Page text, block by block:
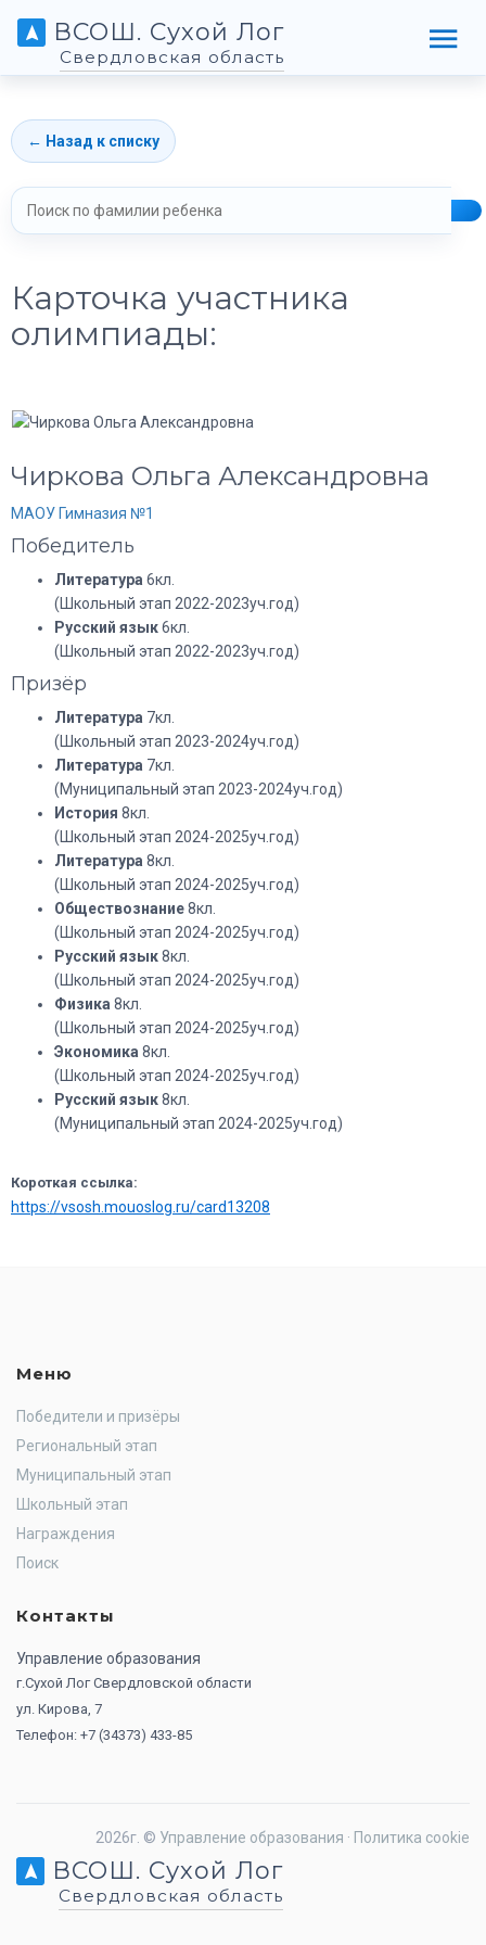
ВСОШ. Сухой Лог
Свердловская область
← Назад к списку
Карточка участника
олимпиады:
Чиркова Ольга Александровна
МАОУ Гимназия №1
Победитель
Литература 6кл.
(Школьный этап 2022-2023уч.год)
Русский язык6кл.
(Школьный этап 2022-2023уч.год)
Призёр
Литература 7кл.
(Школьный этап 2023-2024уч.год)
Литература 7кл.
(Муниципальный этап 2023-2024уч.год)
История 8кл.
(Школьный этап 2024-2025уч.год)
Литература 8кл.
(Школьный этап 2024-2025уч.год)
Обществознание8кл.
(Школьный этап 2024-2025уч.год)
Русский язык8кл.
(Школьный этап 2024-2025уч.год)
Физика 8кл.
(Школьный этап 2024-2025уч.год)
Экономика 8кл.
(Школьный этап 2024-2025уч.год)
Русский язык8кл.
(Муниципальный этап 2024-2025уч.год)
Короткая ссылка:
https://vsosh.mouoslog.ru/card13208
Меню
Победители и призёры
Региональный этап
Муниципальный этап
Школьный этап
Награждения
Поиск
Контакты
Управление образования
г.Сухой Лог Свердловской области
ул. Кирова, 7
Телефон: +7 (34373) 433-85
2026г. © Управление образования · Политика cookie
ВСОШ. Сухой Лог
Свердловская область